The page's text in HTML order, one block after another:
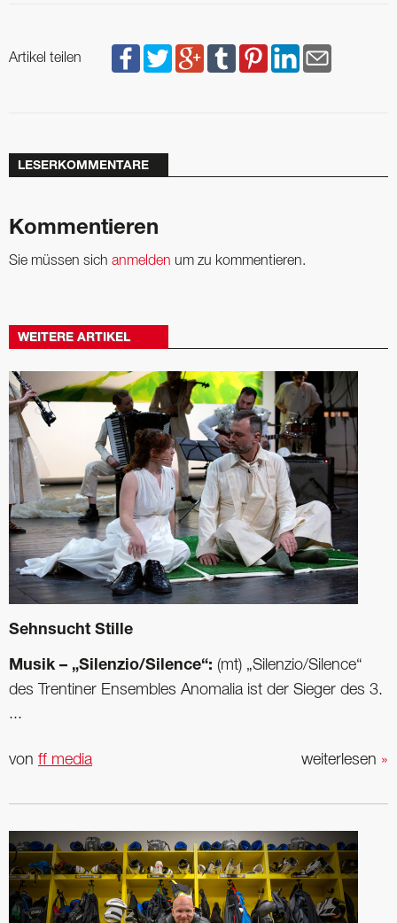
Artikel teilen
LESERKOMMENTARE
Kommentieren
Sie müssen sich anmelden um zu kommentieren.
WEITERE ARTIKEL
Sehnsucht Stille
Musik – „Silenzio/Silence“: (mt) „Silenzio/Silence“
des Trentiner Ensembles Anomalia ist der Sieger des 3.
...
weiterlesen »
von ff media